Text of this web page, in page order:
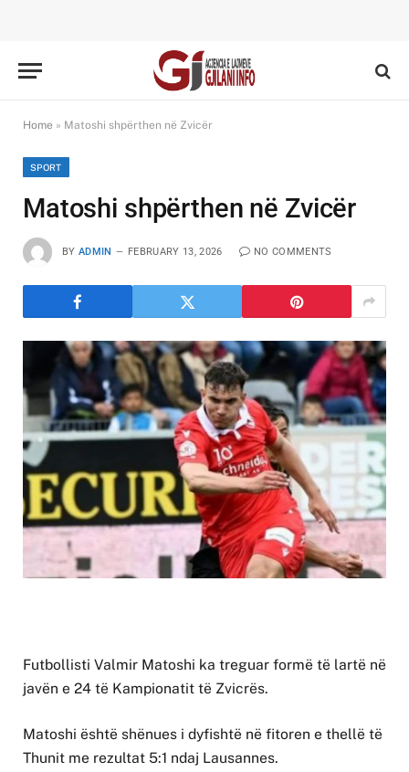
Home » Matoshi shpërthen në Zvicër
SPORT
Matoshi shpërthen në Zvicër
BY ADMIN FEBRUARY 13, 2026 NO COMMENTS
Futbollisti Valmir Matoshi ka treguar formë të lartë në
javën e 24 të Kampionatit të Zvicrës.
Matoshi është shënues i dyfishtë në fitoren e thellë të
Thunit me rezultat 5:1 ndaj Lausannes.